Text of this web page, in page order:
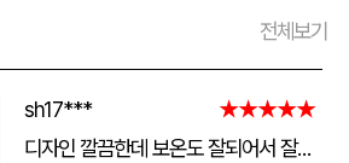
전체보기
sh17***
★★★★★
디자인 깔끔한데 보온도 잘되어서 잘쓰고 있습니다 선물용으로 좋네요 하단에 실리콘 밀림방지 없는건 좀 아쉽네요